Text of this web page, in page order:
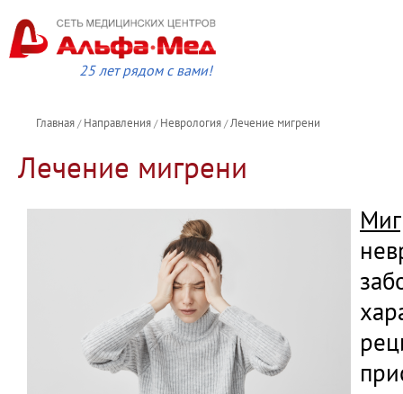
25 лет рядом с вами!
Главная / Направления / Неврология /Лечение мигрени
Лечение мигрени